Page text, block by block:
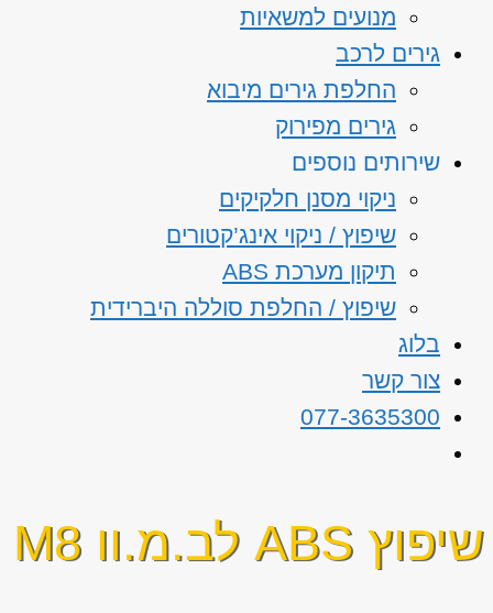
מנועים למשאיות
גירים לרכב
החלפת גירים מיבוא
גירים מפירוק
שירותים נוספים
ניקוי מסנן חלקיקים
שיפוץ / ניקוי אינג’קטורים
תיקון מערכת ABS
שיפוץ / החלפת סוללה היברידית
בלוג
צור קשר
077-3635300
שיפוץ ABS לב.מ.וו M8